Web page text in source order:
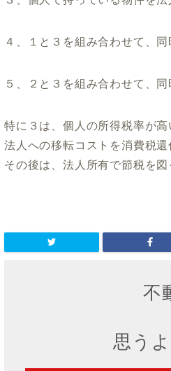
４、１と３を組み合わせて、
５、２と３を組み合わせて、
特に３は、個人の所得税率が高
法人への移転コストを消費税還
その後は、法人所有で節税を図
不
思う